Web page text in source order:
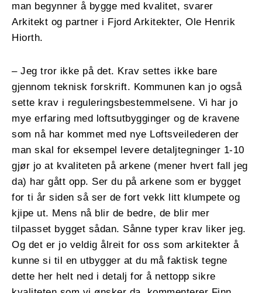
man begynner å bygge med kvalitet, svarer
Arkitekt og partner i Fjord Arkitekter, Ole Henrik
Hiorth.
– Jeg tror ikke på det. Krav settes ikke bare
gjennom teknisk forskrift. Kommunen kan jo også
sette krav i reguleringsbestemmelsene. Vi har jo
mye erfaring med loftsutbygginger og de kravene
som nå har kommet med nye Loftsveilederen der
man skal for eksempel levere detaljtegninger 1-10
gjør jo at kvaliteten på arkene (mener hvert fall jeg
da) har gått opp. Ser du på arkene som er bygget
for ti år siden så ser de fort vekk litt klumpete og
kjipe ut. Mens nå blir de bedre, de blir mer
tilpasset bygget sådan. Sånne typer krav liker jeg.
Og det er jo veldig ålreit for oss som arkitekter å
kunne si til en utbygger at du må faktisk tegne
dette her helt ned i detalj for å nettopp sikre